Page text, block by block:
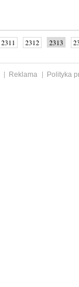
2311 2312 2313
Reklama
Polityka